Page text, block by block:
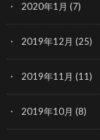
2020年1月 (7)
2019年12月 (25)
2019年11月 (11)
2019年10月 (8)